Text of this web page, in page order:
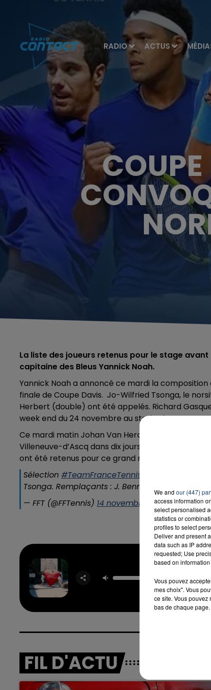
RADIO ACTUS
La liste des joueurs retenus pour le stage
capitaine des Bleus Yannick Noah.
Yannick Noah a annoncé ce mardi la
finale de Coupe Davis. Jo-Wilfried Tsonga, le
Herbert (double) ont été appelés. Richard
week end du 24 novembre au stade Pierre
Ce mardi matin Johan Van Herck, le capitaine, a
Villeneuve-d’Ascq dans dix jours. Sans surprise,
ont été retenus pour ce grand rendez-vous, ainsi
Sélection #TeamFranceTennis
Tsonga. Remplaçants : J. Benneteau et R.
— FFT (@FFTennis) 14 novembre 2017
FIL D'ACTU
We and our (447)
access information
select personalised
statistics or
profiles to select
Deliver and present
data such as IP
requested; Use
based on
Vous pouvez
mes choix". Vous
ce site. Vous pouvez
bas de chaque page.